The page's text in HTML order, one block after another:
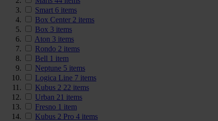
Smart 6 items
Box Center 2 items
Box 3 items
Aton 3 items
Rondo 2 items
Bell 1 item
Neptune 5 items
Logica Line 7 items
Kubus 2 22 items
Urban 21 items
Fresno 1 item
Kubus 2 Pro 4 items